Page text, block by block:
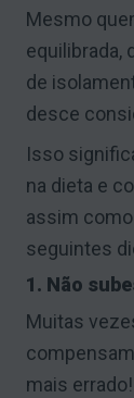
Mesmo
equilibrada,
de
desce
Isso
na dieta e
assim
seguintes
1. Não
Muitas
mais